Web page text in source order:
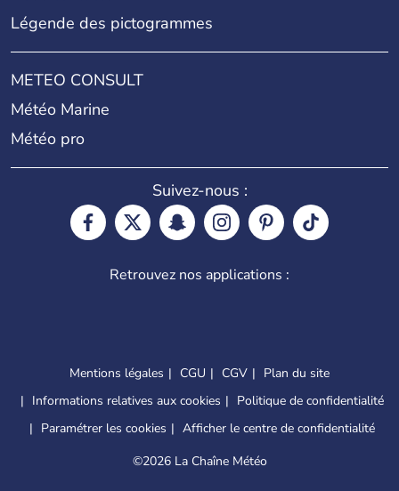
Légende des pictogrammes
METEO CONSULT
Météo Marine
Météo pro
Suivez-nous :
Retrouvez nos applications :
Mentions légales CGU CGV
Plan du site
Informations relatives aux cookies
Politique de confidentialité
Paramétrer les cookies
Afficher le centre de confidentialité
©2026 La Chaîne Météo